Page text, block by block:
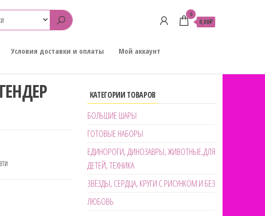
0
0,00₽
Условия доставки и оплаты
Мой аккаунт
КАТЕГОРИИ ТОВАРОВ
БОЛЬШИЕ ШАРЫ
ГОТОВЫЕ НАБОРЫ
ЕДИНОРОГИ, ДИНОЗАВРЫ, ЖИВОТНЫЕ,ДЛЯ
ДЕТЕЙ, ТЕХНИКА
ЗВЁЗДЫ, СЕРДЦА, КРУГИ С РИСУНКОМ И БЕЗ
ЛЮБОВЬ